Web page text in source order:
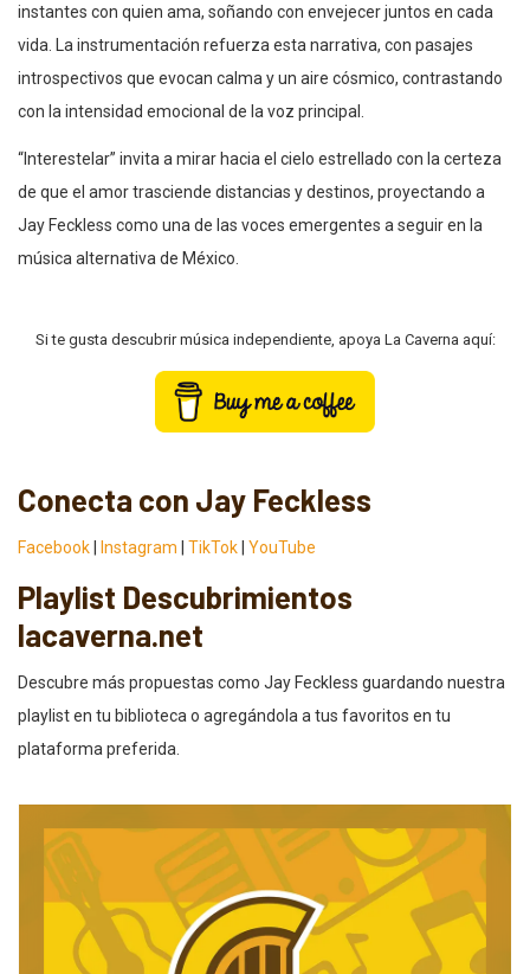
instantes con quien ama, soñando con envejecer juntos en cada
vida. La instrumentación refuerza esta narrativa, con pasajes
introspectivos que evocan calma y un aire cósmico, contrastando
con la intensidad emocional de la voz principal.
“Interestelar” invita a mirar hacia el cielo estrellado con la certeza
de que el amor trasciende distancias y destinos, proyectando a
Jay Feckless como una de las voces emergentes a seguir en la
música alternativa de México.
Si te gusta descubrir música independiente, apoya La Caverna aquí:
Conecta con Jay Feckless
Facebook Instagram TikTok YouTube
Playlist Descubrimientos
lacaverna.net
Descubre más propuestas como Jay Feckless guardando nuestra
playlist en tu biblioteca o agregándola a tus favoritos en tu
plataforma preferida.